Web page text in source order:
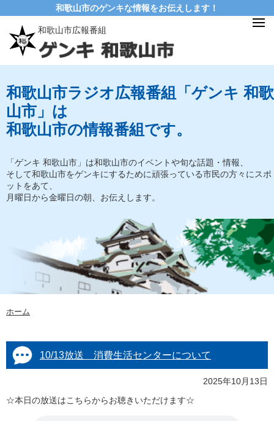
和歌山市のゲンキな情報をお伝えします！
和歌山市広報番組
和歌山市ラジオ広報番組「ゲンキ 和歌
山市」は
和歌山市の情報番組です。
「ゲンキ 和歌山市」は和歌山市のイベントや旬な話題・情報、
そして和歌山市をゲンキにするために頑張っている市民の方々にスポ
ットをあて、
月曜日から金曜日の朝、お伝えします。
ホーム
10/13放送 消費生活センターについて
2025年10月13日
☆本日の放送はこちらからお聴きいただけます☆